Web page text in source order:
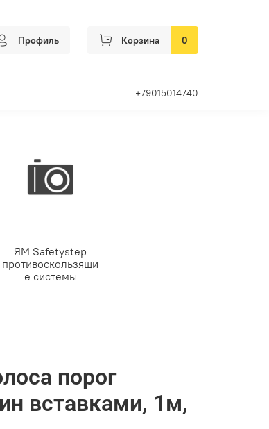
Профиль Корзина 0
+79015014740
ЯМ Safetystep
противоскользящи
е системы
порог
вставками, 1м,